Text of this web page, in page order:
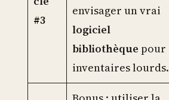
#3
envisager un vrai
logiciel
bibliothèque pour
inventaires lourds.